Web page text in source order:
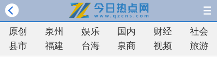
原创 泉州 娱乐 国内 财经
社会
县市
福建 台海 泉商 视频 旅游